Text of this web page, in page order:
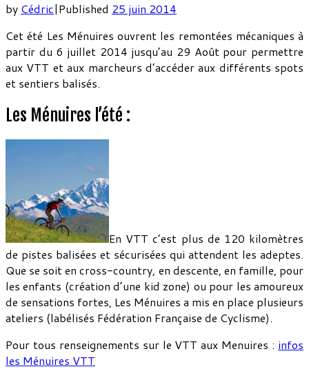
by Cédric|Published 25 juin 2014
Cet été Les Ménuires ouvrent les remontées mécaniques à
partir du 6 juillet 2014 jusqu’au 29 Août pour permettre
aux VTT et aux marcheurs d’accéder aux différents spots
et sentiers balisés.
Les Ménuires l’été :
En VTT c’est plus de 120 kilomètres
de pistes balisées et sécurisées qui attendent les adeptes.
Que se soit en cross-country, en descente, en famille, pour
les enfants (création d’une kid zone) ou pour les amoureux
de sensations fortes, Les Ménuires a mis en place plusieurs
ateliers (labélisés Fédération Française de Cyclisme).
Pour tous renseignements sur le VTT aux Menuires : infos
les Ménuires VTT